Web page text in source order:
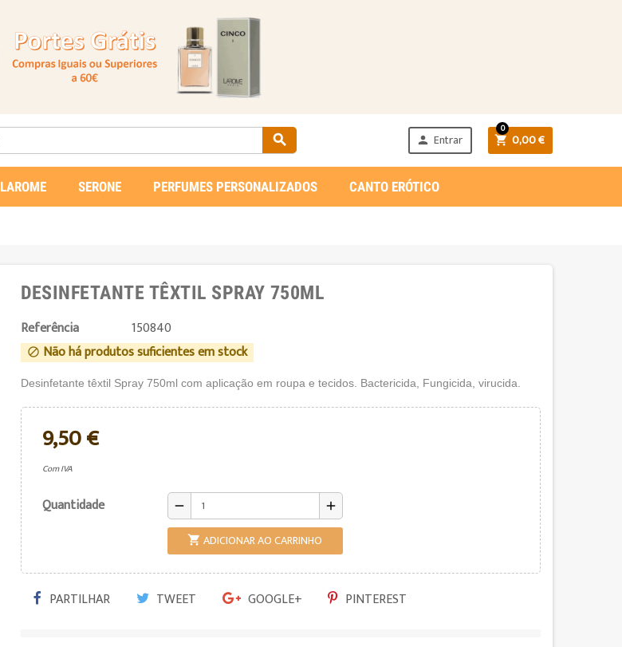
  Entrar  0,00 €
0
LAROME SERONE PERFUMES PERSONALIZADOS CANTO ERÓTICO
DESINFETANTE TÊXTIL SPRAY 750ML
Referência 150840
 Não há produtos suficientes em stock
Desinfetante têxtil Spray 750ml com aplicação em roupa e tecidos. Bactericida, Fungicida, virucida.
9,50 €
Com IVA
Quantidade remove add
 ADICIONAR AO CARRINHO
PARTILHAR TWEET GOOGLE+ PINTEREST